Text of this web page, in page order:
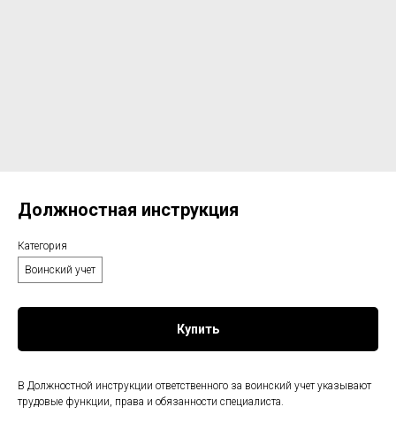
Должностная инструкция
Категория
Воинский учет
Купить
В Должностной инструкции ответственного за воинский учет указывают
трудовые функции, права и обязанности специалиста.